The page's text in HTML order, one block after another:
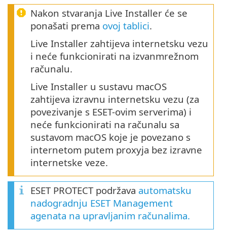
Nakon stvaranja Live Installer će se
ponašati prema ovoj tablici.
Live Installer zahtijeva internetsku vezu
i neće funkcionirati na izvanmrežnom
računalu.
Live Installer u sustavu macOS
zahtijeva izravnu internetsku vezu (za
povezivanje s ESET-ovim serverima) i
neće funkcionirati na računalu sa
sustavom macOS koje je povezano s
internetom putem proxyja bez izravne
internetske veze.
ESET PROTECT podržava automatsku
nadogradnju ESET Management
agenata na upravljanim računalima.